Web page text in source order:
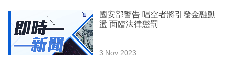
訂
閱
國安部警告 唱空者將引發金融動
盪 面臨法律懲罰
3 Nov 2023